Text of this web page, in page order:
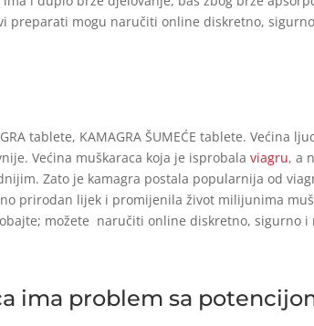
preparati mogu naručiti online diskretno,
tablete, KAMAGRA ŠUMEĆE tablete. Većina
Većina muškaraca koja je isprobalaviagru, a
Zato je kamagra postala popularnija od
prirodan lijek i promijenila život milijunima
možete naručiti online diskretno, sigurno i
ima problem sa